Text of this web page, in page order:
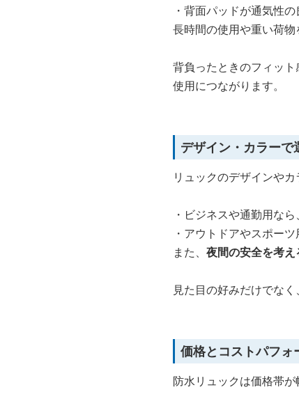
・背面パッドが通気性
長時間の使用や重い荷
背負ったときのフィッ
使用につながります。
デザイン・カラーで
リュックのデザインや
・ビジネスや通勤用な
・アウトドアやスポー
また、 夜間の安全を考
見た目の好みだけでな
価格とコストパフォ
防水リュックは価格帯